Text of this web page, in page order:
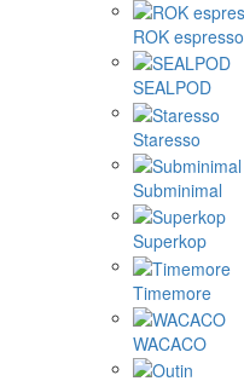
ROK espresso
SEALPOD
Staresso
Subminimal
Superkop
Timemore
WACACO